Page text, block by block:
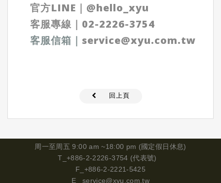
官方LINE ｜ @hello_xyu
客服專線｜ 02-2226-3754
客服信箱 ｜ service@xyu.com.tw
回上頁
周一至周五 9:00 am ~18:00 pm (國定假日休息)
T_+886-2-2226-3754 (代表號)
F_+886-2-2221-5425
E_ service@xyu.com.tw